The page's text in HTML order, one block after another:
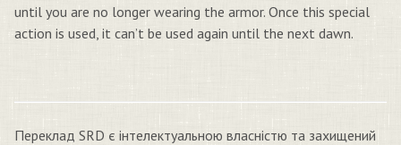
until you are no longer wearing the armor. Once this special
action is used, it can’t be used again until the next dawn.
Переклад SRD є інтелектуальною власністю та захищений